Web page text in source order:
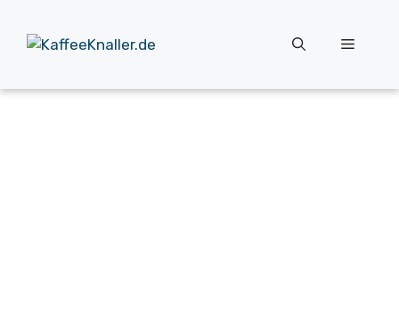
Inhalt
springen
Menü